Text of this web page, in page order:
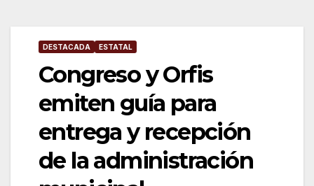
DESTACADA ESTATAL
Congreso y Orfis
emiten guía para
entrega y recepción
de la administración